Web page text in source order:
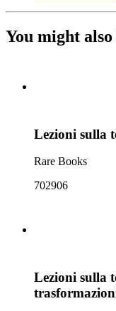
You might
Lezioni sulla
Rare Books
702906
Lezioni sulla